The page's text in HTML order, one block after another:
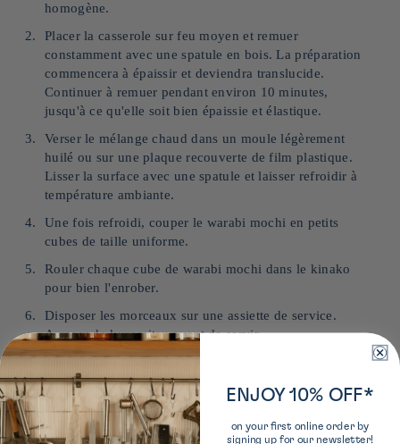
homogène.
Placer la casserole sur feu moyen et remuer
constamment avec une spatule en bois. La préparation
commencera à épaissir et deviendra translucide.
Continuer à remuer pendant environ 10 minutes,
jusqu'à ce qu'elle soit bien épaissie et élastique.
Verser le mélange chaud dans un moule légèrement
huilé ou sur une plaque recouverte de film plastique.
Lisser la surface avec une spatule et laisser refroidir à
température ambiante.
Une fois refroidi, couper le warabi mochi en petits
cubes de taille uniforme.
Rouler chaque cube de warabi mochi dans le kinako
pour bien l'enrober.
Disposer les morceaux sur une assiette de service.
Arroser de kuromitsu avant de servir.
Our recommendations for this recipe:
ENJOY 10% OFF*
on your first online order by
signing up for our newsletter!